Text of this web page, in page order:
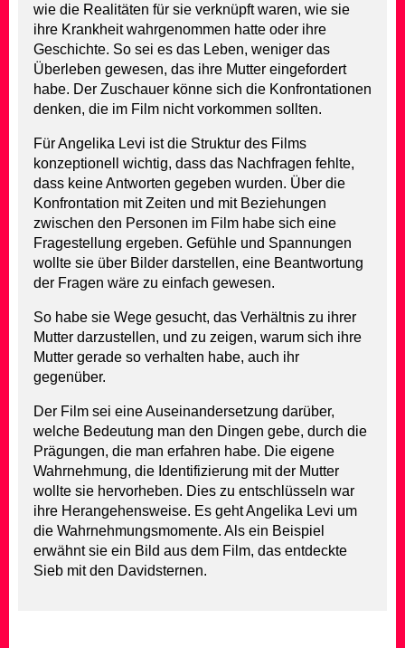
wie die Realitäten für sie verknüpft waren, wie sie
ihre Krankheit wahrgenommen hatte oder ihre
Geschichte. So sei es das Leben, weniger das
Überleben gewesen, das ihre Mutter eingefordert
habe. Der Zuschauer könne sich die Konfrontationen
denken, die im Film nicht vorkommen sollten.
Für Angelika Levi ist die Struktur des Films
konzeptionell wichtig, dass das Nachfragen fehlte,
dass keine Antworten gegeben wurden. Über die
Konfrontation mit Zeiten und mit Beziehungen
zwischen den Personen im Film habe sich eine
Fragestellung ergeben. Gefühle und Spannungen
wollte sie über Bilder darstellen, eine Beantwortung
der Fragen wäre zu einfach gewesen.
So habe sie Wege gesucht, das Verhältnis zu ihrer
Mutter darzustellen, und zu zeigen, warum sich ihre
Mutter gerade so verhalten habe, auch ihr
gegenüber.
Der Film sei eine Auseinandersetzung darüber,
welche Bedeutung man den Dingen gebe, durch die
Prägungen, die man erfahren habe. Die eigene
Wahrnehmung, die Identifizierung mit der Mutter
wollte sie hervorheben. Dies zu entschlüsseln war
ihre Herangehensweise. Es geht Angelika Levi um
die Wahrnehmungsmomente. Als ein Beispiel
erwähnt sie ein Bild aus dem Film, das entdeckte
Sieb mit den Davidsternen.